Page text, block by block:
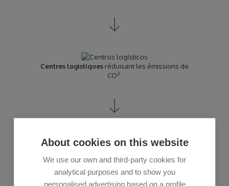
Centres logistiquesréduisant les émissions de
CO2.
Nous fabriquons des produits durablesavec des
pièces de rechange garanties pendant 10 ans.
About cookies on this website
We use our own and third-party cookies for
analytical purposes and to show you
personalised advertising based on a profile